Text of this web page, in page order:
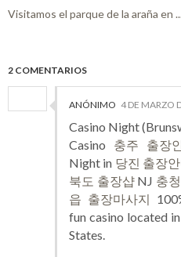
Visitamos el parque de la araña en
2 COMENTARIOS
ANÓNIMO 4 DE MARZO
Casino Night
Casino 충주 출장
Night in 당진 출장
북도 출장샵NJ 충
읍 출장마사지
fun casino located
States.